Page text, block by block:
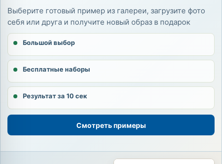
Выберите готовый пример из галереи, загрузите фото
себя или друга и получите новый образ в подарок
Большой выбор
Бесплатные наборы
Результат за 10 сек
Смотреть примеры